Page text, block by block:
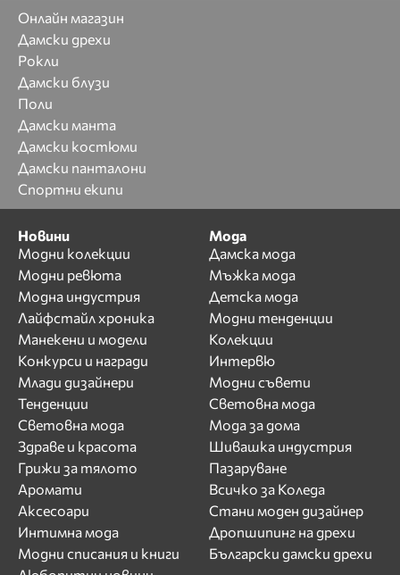
Онлайн магазин
Дамски дрехи
Рокли
Дамски блузи
Поли
Дамски манта
Дамски костюми
Дамски панталони
Спортни екипи
Новини
Модни колекции
Модни ревюта
Модна индустрия
Лайфстайл хроника
Манекени и модели
Конкурси и награди
Млади дизайнери
Тенденции
Световна мода
Здраве и красота
Грижи за тялото
Аромати
Аксесоари
Интимна мода
Модни списания и книги
Мода
Дамска мода
Мъжка мода
Детска мода
Модни тенденции
Колекции
Интервю
Модни съвети
Световна мода
Мода за дома
Шивашка индустрия
Пазаруване
Всичко за Коледа
Стани моден дизайнер
Дропшипинг на дрехи
Български дамски дрехи